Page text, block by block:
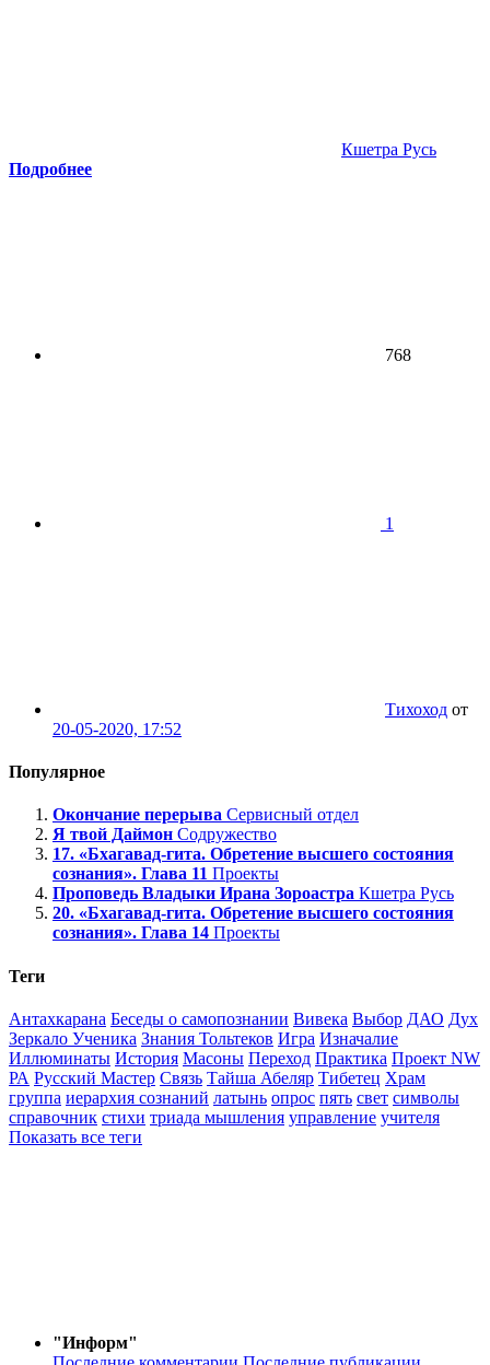
Кшетра Русь
Подробнее
768
1
Тихоход от
20-05-2020, 17:52
Популярное
Окончание перерыва Сервисный отдел
Я твой Даймон Содружество
17. «Бхагавад-гита. Обретение высшего состояния
сознания». Глава 11 Проекты
Проповедь Владыки Ирана Зороастра Кшетра Русь
20. «Бхагавад-гита. Обретение высшего состояния
сознания». Глава 14 Проекты
Теги
Антахкарана Беседы о самопознании Вивека Выбор ДАО Дух
Зеркало Ученика Знания Тольтеков Игра Изначалие
Иллюминаты История Масоны Переход Практика Проект NW
РА Русский Мастер Связь Тайша Абеляр Тибетец Храм
группа иерархия сознаний латынь опрос пять свет символы
справочник стихи триада мышления управление учителя
Показать все теги
"Информ"